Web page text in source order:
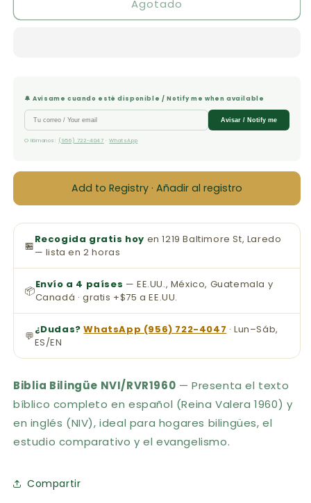
Bilingüe
Bilingüe
Agotado
🔔 Avísame cuando esté disponible / Notify me when available
Avisar / Notify me
O llámanos: (956) 722-4047 ·WhatsApp
Add to Registry · Añadir al registro
🏪Recogida gratis hoy en 1219 Baltimore St, Laredo
— lista en 2 horas
📦Envío a 4 países — EE.UU., México, Guatemala y
Canadá · gratis +$75 a EE.UU.
💬¿Dudas? WhatsApp (956) 722-4047 · Lun–Sáb,
ES/EN
Biblia Bilingüe NVI/RVR1960 — Presenta el texto
bíblico completo en español (Reina Valera 1960) y
en inglés (NIV), ideal para hogares bilingües, el
estudio comparativo y el evangelismo.
Compartir